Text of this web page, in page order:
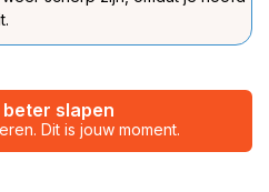
beter slapen
Dit is jouw moment.